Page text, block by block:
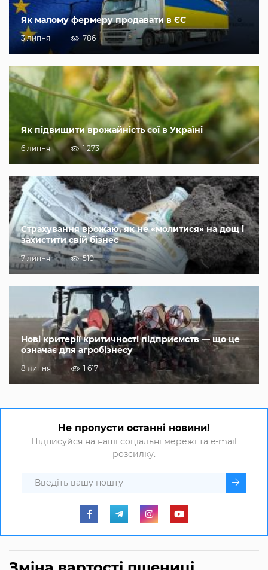
Як малому фермеру продавати в ЄС
3 липня 786
Як підвищити врожайність сої в Україні
6 липня 1 273
Страхування врожаю, як не «молитися» на дощ і
захистити свій бізнес
7 липня 510
Нові критерії критичності підприємств — що це
означає для агробізнесу
8 липня 1 617
Не пропусти останні новини!
Підписуйся на наші соціальні мережі та e-mail
розсилку.